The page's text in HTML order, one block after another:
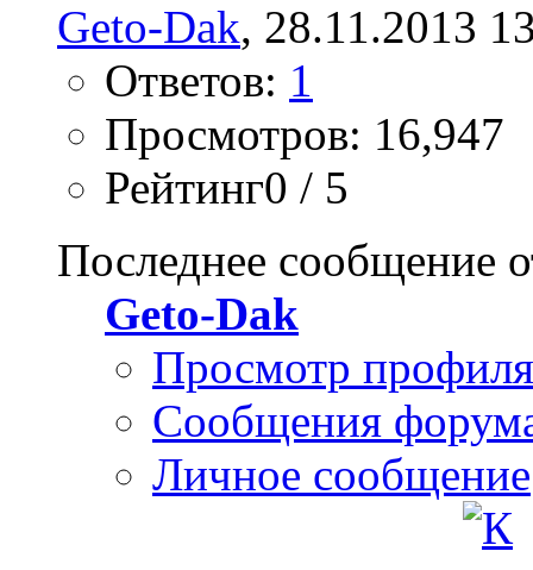
Geto-Dak, 28.11.2013
Ответов: 1
Просмотров: 16,947
Рейтинг0 / 5
Последнее сообщение
Geto-Dak
Просмотр профиля
Сообщения
Личное сообщение